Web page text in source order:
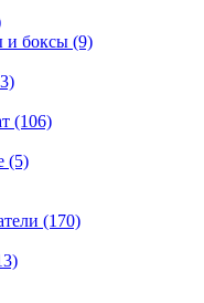
и боксы (9)
(106)
(5)
(170)